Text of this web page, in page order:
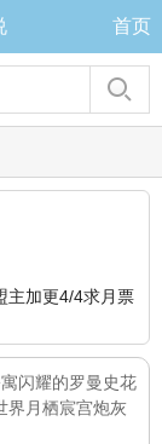
首页
主加更4/4求月票
闪耀的罗曼史花
界 月栖宸宫炮灰